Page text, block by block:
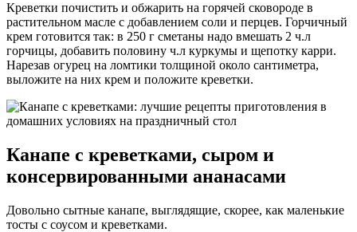
Креветки почистить и обжарить на горячей сковороде в
растительном масле с добавлением соли и перцев. Горчичный
крем готовится так: в 250 г сметаны надо вмешать 2 ч.л
горчицы, добавить половину ч.л куркумы и щепотку карри.
Нарезав огурец на ломтики толщиной около сантиметра,
выложите на них крем и положите креветки.
Канапе с креветками, сыром и
консервированными ананасами
Довольно сытные канапе, выглядящие, скорее, как маленькие
тосты с соусом и креветками.